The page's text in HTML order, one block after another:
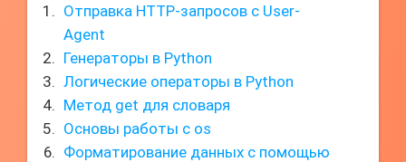
Отправка HTTP-запросов с User-
Agent
Генераторы в Python
Логические операторы в Python
Метод get для словаря
Основы работы с os
Форматирование данных с помощью